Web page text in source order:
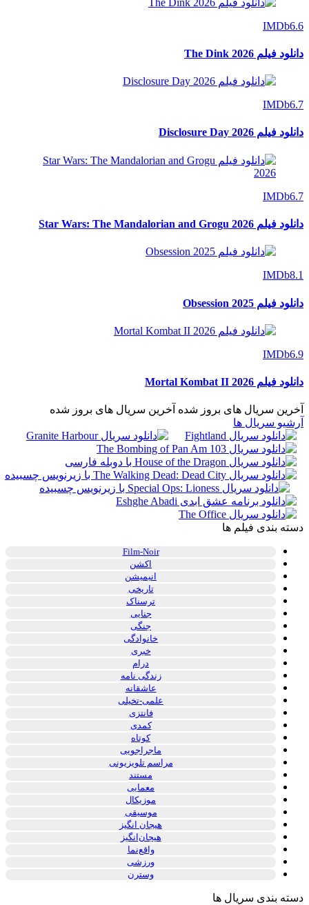
IMDb6.6
دانلود فیلم The Dink 2026
IMDb6.7
دانلود فیلم Disclosure Day 2026
IMDb6.7
دانلود فیلم Star Wars: The Mandalorian and Grogu 2026
IMDb8.1
دانلود فیلم Obsession 2025
IMDb6.9
دانلود فیلم Mortal Kombat II 2026
آخرین سریال های بروز شده آخرین سریال های بروز شده
آرشیو سریال ها
دسته بندی فیلم ها
Film-Noir
اکشن
انیمیشن
تاریخی
ترسناک
جنایی
جنگی
خانوادگی
خبری
درام
زندگی نامه
عاشقانه
علمی-تخیلی
فانتزی
کمدی
کوتاه
ماجراجویی
مراسم تلویزیونی
مستند
معمایی
موزیکال
موسیقی
هیجان انگیز
هیجان‌انگیز
واقع‌نما
ورزشی
وسترن
دسته بندی سریال ها